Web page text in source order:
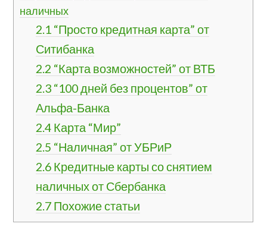
наличных
2.1 “Просто кредитная карта” от
Ситибанка
2.2 “Карта возможностей” от ВТБ
2.3 “100 дней без процентов” от
Альфа-Банка
2.4 Карта “Мир”
2.5 “Наличная” от УБРиР
2.6 Кредитные карты со снятием
наличных от Сбербанка
2.7 Похожие статьи